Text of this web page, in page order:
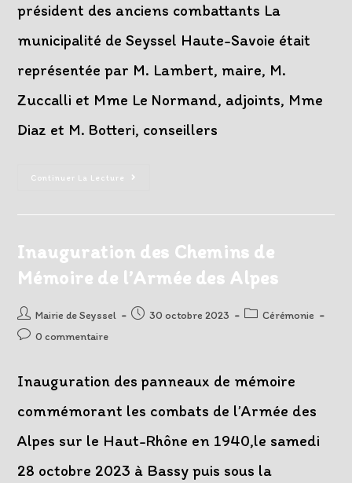
président des anciens combattants La
municipalité de Seyssel Haute-Savoie était
représentée par M. Lambert, maire, M.
Zuccalli et Mme Le Normand, adjoints, Mme
Diaz et M. Botteri, conseillers
Continuer La Lecture
Devoir
Novembre
2023
Inauguration des Chemins de
Mémoire de l’Armée des Alpes
Auteur/autrice
de
Mairie de Seyssel
Post30 octobre 2023
PostCérémonie
Post0 commentaire
Inauguration des panneaux de mémoire
commémorant les combats de l’Armée des
Alpes sur le Haut-Rhône en 1940,le samedi
28 octobre 2023 à Bassy puis sous la